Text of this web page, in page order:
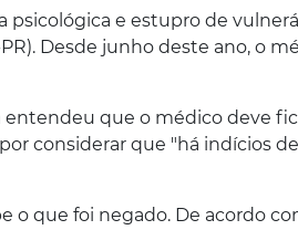
psicológica e estupro de
Desde junho deste ano, o
entendeu que o médico deve
considerar que "há indícios de
o que foi negado. De acordo